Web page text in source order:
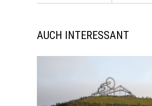
AUCH INTERESSANT